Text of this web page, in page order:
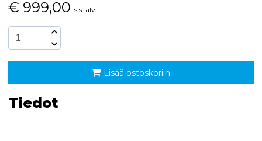
€ 999,00 sis. alv
Lisää ostoskoriin
Tiedot